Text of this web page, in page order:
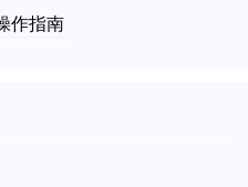
作指南